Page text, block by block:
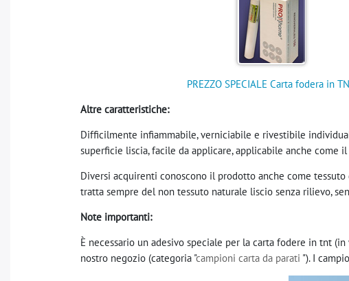
PREZZO SPECIALE Carta fodera in
Altre caratteristiche:
Difficilmente infiammabile, verniciabile e rivestibile
superficie liscia, facile da applicare, applicabile anche come
Diversi acquirenti conoscono il prodotto anche come
tratta sempre del non tessuto naturale liscio senza rilievo,
Note importanti:
È necessario un adesivo speciale per la carta fodere in tnt
nostro negozio (categoria "campioni carta da parati "). I